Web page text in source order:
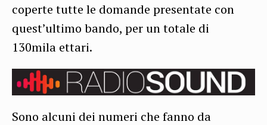
coperte tutte le domande presentate con
quest’ultimo bando, per un totale di
130mila ettari.
Sono alcuni dei numeri che fanno da